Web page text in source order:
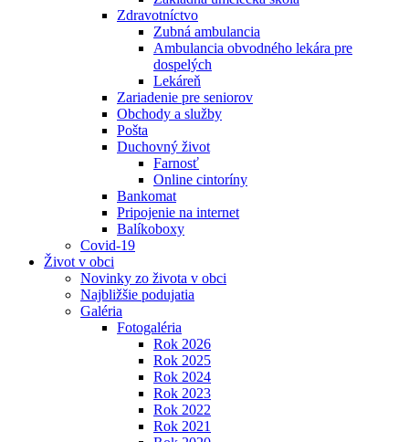
Zdravotníctvo
Zubná ambulancia
Ambulancia obvodného lekára pre
dospelých
Lekáreň
Zariadenie pre seniorov
Obchody a služby
Pošta
Duchovný život
Farnosť
Online cintoríny
Bankomat
Pripojenie na internet
Balíkoboxy
Covid-19
Život v obci
Novinky zo života v obci
Najbližšie podujatia
Galéria
Fotogaléria
Rok 2026
Rok 2025
Rok 2024
Rok 2023
Rok 2022
Rok 2021